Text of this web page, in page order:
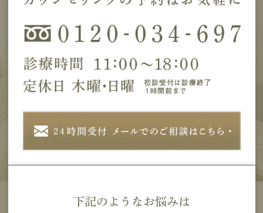
下記のようなお悩みは